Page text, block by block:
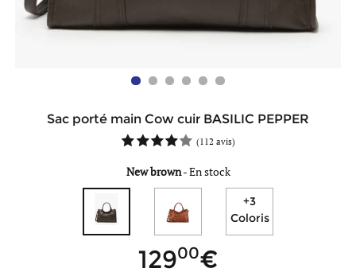
Sac porté main Cow cuir BASILIC PEPPER
(112 avis)
New brown-En stock
+3
Coloris
12900